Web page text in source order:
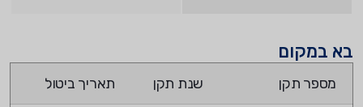
בא במקום
מספר תקן שנת תקן תאריך ביטול